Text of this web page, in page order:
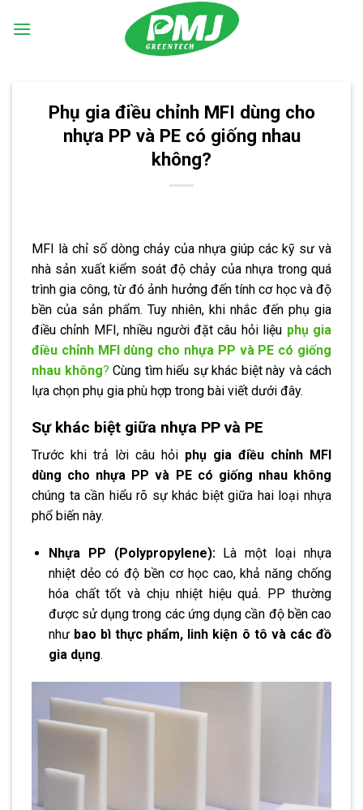
Phụ gia điều chỉnh MFI dùng cho
nhựa PP và PE có giống nhau
không?
MFI là chỉ số dòng chảy của nhựa giúp các kỹ sư và
nhà sản xuất kiểm soát độ chảy của nhựa trong quá
trình gia công, từ đó ảnh hưởng đến tính cơ học và độ
bền của sản phẩm. Tuy nhiên, khi nhắc đến phụ gia
điều chỉnh MFI, nhiều người đặt câu hỏi liệu phụ gia
điều chỉnh MFI dùng cho nhựa PP và PE có giống
nhau không? Cùng tìm hiểu sự khác biệt này và cách
lựa chọn phụ gia phù hợp trong bài viết dưới đây.
Sự khác biệt giữa nhựa PP và PE
Trước khi trả lời câu hỏi phụ gia điều chỉnh MFI
dùng cho nhựa PP và PE có giống nhau không
chúng ta cần hiểu rõ sự khác biệt giữa hai loại nhựa
phổ biến này.
Nhựa PP (Polypropylene):Là một loại nhựa
nhiệt dẻo có độ bền cơ học cao, khả năng chống
hóa chất tốt và chịu nhiệt hiệu quả. PP thường
được sử dụng trong các ứng dụng cần độ bền cao
như bao bì thực phẩm, linh kiện ô tô và các đồ
gia dụng.